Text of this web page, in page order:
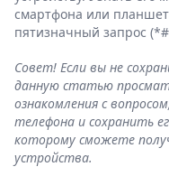
смартфона или
пятизначный запрос
Совет! Если вы не
данную статью
ознакомления с
телефона и сохранить
которому сможете
устройства.